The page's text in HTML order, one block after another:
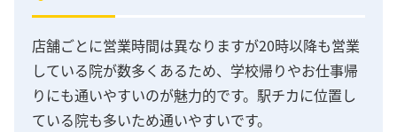
店舗ごとに営業時間は異なりますが20時以降も営業
している院が数多くあるため、学校帰りやお仕事帰
りにも通いやすいのが魅力的です。駅チカに位置し
ている院も多いため通いやすいです。